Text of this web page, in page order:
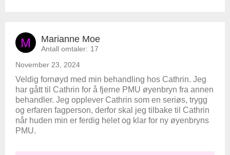
M Marianne Moe
Antall omtaler: 17
November 23, 2024
Veldig fornøyd med min behandling hos Cathrin. Jeg
har gått til Cathrin for å fjerne PMU øyenbryn fra annen
behandler. Jeg opplever Cathrin som en seriøs, trygg
og erfaren fagperson, derfor skal jeg tilbake til Cathrin
når huden min er ferdig helet og klar for ny øyenbryns
PMU.